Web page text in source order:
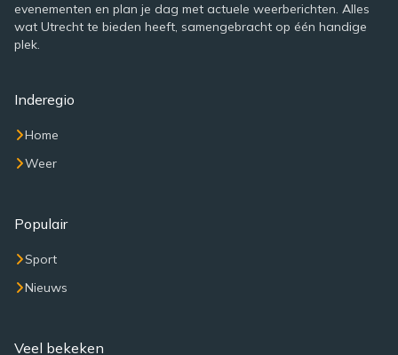
evenementen en plan je dag met actuele weerberichten. Alles
wat Utrecht te bieden heeft, samengebracht op één handige
plek.
Inderegio
Home
Weer
Populair
Sport
Nieuws
Veel bekeken